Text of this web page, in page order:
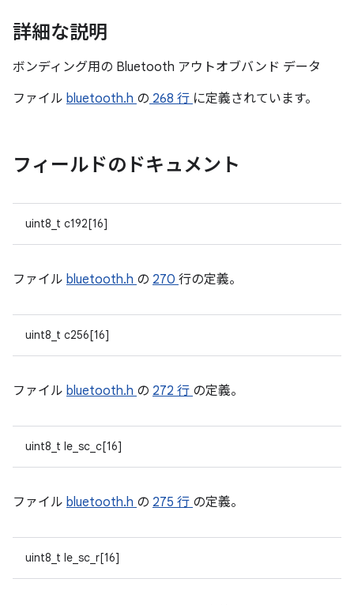
詳細な説明
ボンディング用の Bluetooth アウトオブバンド データ
ファイル bluetooth.h の 268 行 に定義されています。
フィールドのドキュメント
uint8_t c192[16]
ファイル bluetooth.h の 270 行の定義。
uint8_t c256[16]
ファイル bluetooth.h の 272 行 の定義。
uint8_t le_sc_c[16]
ファイル bluetooth.h の 275 行 の定義。
uint8_t le_sc_r[16]